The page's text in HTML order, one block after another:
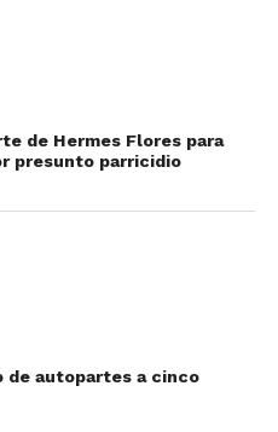
de Hermes Flores para
presunto parricidio
de autopartes a cinco